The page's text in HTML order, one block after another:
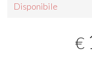
Disponibile
€